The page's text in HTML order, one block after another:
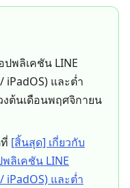
ปพลิเคชัน LINE
iPadOS) และต่ำ
งต้นเดือนพฤศจิกายน
[สิ้นสุด] เกี่ยวกับ
ลิเคชัน LINE
iPadOS) และต่ำ